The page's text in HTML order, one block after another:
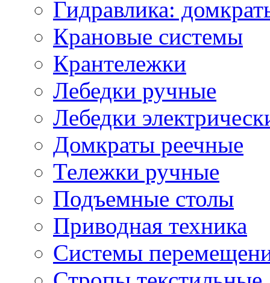
Гидравлика:
Крановые системы
Крантележки
Лебедки ручные
Лебедки
Домкраты реечные
Тележки ручные
Подъемные столы
Приводная техника
Системы